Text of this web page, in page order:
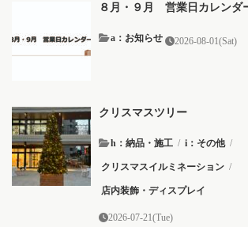
８月・９月 営業日カレンダ
a：お知らせ 2026-08-01(Sat)
クリスマスツリー
h：納品・施工 / i：その他 /
クリスマスイルミネーション /
店内装飾・ディスプレイ
2026-07-21(Tue)